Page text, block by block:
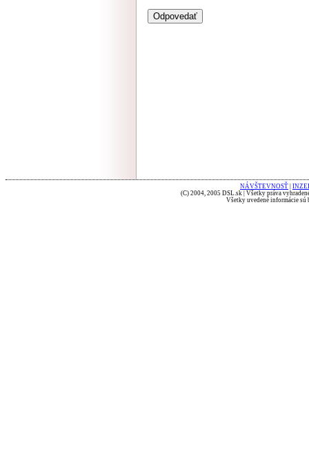
NÁVŠTEVNOSŤ
(C) 2004, 2005 DSL.sk | Všetky práva
Všetky uvedené informácie sú